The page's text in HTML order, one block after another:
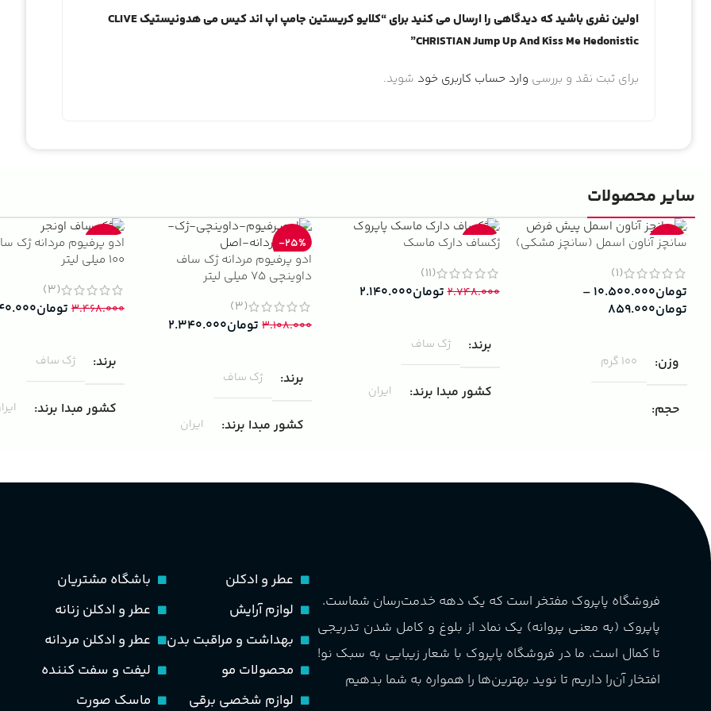
اولین نفری باشید که دیدگاهی را ارسال می کنید برای “کلایو کریستین جامپ اپ اند کیس می هدونیستیک CLIVE
CHRISTIAN Jump Up And Kiss Me Hedonistic”
برای ثبت نقد و بررسی وارد حساب کاربری خود شوید.
سایر محصولات
-13%
سانچز آناون اسمل (سانچز مشکی)
(1)
تومان۱۰.۵۰۰.۰۰۰ –
تومان۸۵۹.۰۰۰
وزن 100 گرم
حجم
طبع تلخ,گرم
غلظت اکسترکت دو پرفیوم
-22%
ژکساف دارک ماسک
(11)
۲.۷۴۸.۰۰۰ تومان۲.۱۴۰.۰۰۰
برند ژک ساف
کشور مبدا برند ایران
گروه بویایی
میوه‌ها و مرکبات، وانیل،
نت‌های چوبی
-25%
ادو پرفیوم مردانه ژک ساف
داوینچی 75 میلی لیتر
(3)
۳.۱۰۸.۰۰۰ تومان۲.۳۴۰.۰۰۰
برند ژک ساف
کشور مبدا برند ایران
مناسب برای
گروه بویایی
-33%
ادو پرفیوم مردانه ژک
100 میلی لیتر
(3)
۳.۴۶۸.۰۰۰ تومان
برند ژک ساف
کشور مبدا برند
PA_بخش-بو
کوهی، پاتچولی، عنبر،
فروشگاه پاپروک مفتخر است که یک دهه خدمت‌رسان شماست.
پاپروک (به معنی پروانه) یک نماد از بلوغ و کامل شدن تدریجی
تا کمال است. ما در فروشگاه پاپروک با شعار زیبایی به سبک نو!
افتخار آن‌را داریم تا نوید بهترین‌ها را همواره به شما بدهیم
عطر و ادکلن
لوازم آرایش
بهداشت و مراقبت بدن
محصولات مو
لوازم شخصی برقی
باشگاه مشتریان
عطر و ادکلن زنانه
عطر و ادکلن مردانه
لیفت و سفت کننده
ماسک صورت